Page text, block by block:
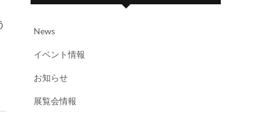
News
イベント情報
お知らせ
展覧会情報